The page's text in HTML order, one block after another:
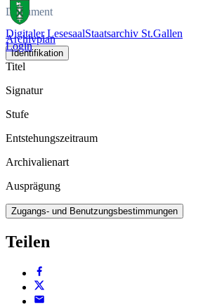
Digitaler LesesaalStaatsarchiv St.Gallen
Login
Dokument
Archivplan
Identifikation
Titel
Signatur
Stufe
Entstehungszeitraum
Archivalienart
Ausprägung
Zugangs- und Benutzungsbestimmungen
Teilen